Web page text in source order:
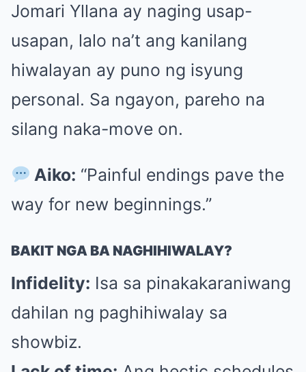
Jomari Yllana ay naging usap-
usapan, lalo na’t ang kanilang
hiwalayan ay puno ng isyung
personal. Sa ngayon, pareho na
silang naka-move on.
Aiko: “Painful endings pave the
way for new beginnings.”
BAKIT NGA BA NAGHIHIWALAY?
Infidelity: Isa sa pinakakaraniwang
dahilan ng paghihiwalay sa
showbiz.